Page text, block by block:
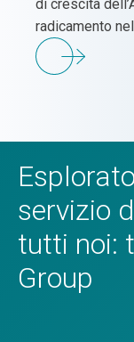
di crescita
radicamento
servizio
tutti noi:
Group